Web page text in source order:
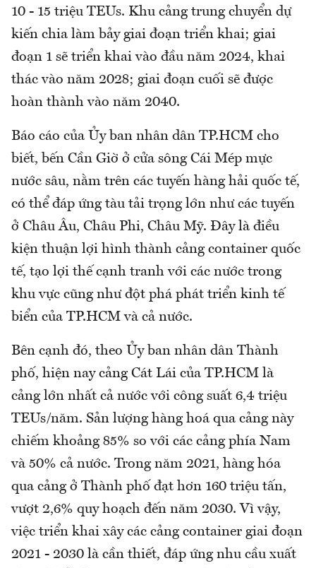
10 - 15 triệu TEUs. Khu cảng trung chuyển dự
kiến chia làm bảy giai đoạn triển khai; giai
đoạn 1 sẽ triển khai vào đầu năm 2024, khai
thác vào năm 2028; giai đoạn cuối sẽ được
hoàn thành vào năm 2040.
Báo cáo của Ủy ban nhân dân TP.HCM cho
biết, bến Cần Giờ ở cửa sông Cái Mép mực
nước sâu, nằm trên các tuyến hàng hải quốc tế,
có thể đáp ứng tàu tải trọng lớn như các tuyến
ở Châu Âu, Châu Phi, Châu Mỹ. Đây là điều
kiện thuận lợi hình thành cảng container quốc
tế, tạo lợi thế cạnh tranh với các nước trong
khu vực cũng như đột phá phát triển kinh tế
biển của TP.HCM và cả nước.
Bên cạnh đó, theo Ủy ban nhân dân Thành
phố, hiện nay cảng Cát Lái của TP.HCM là
cảng lớn nhất cả nước với công suất 6,4 triệu
TEUs/năm. Sản lượng hàng hoá qua cảng này
chiếm khoảng 85% so với các cảng phía Nam
và 50% cả nước. Trong năm 2021, hàng hóa
qua cảng ở Thành phố đạt hơn 160 triệu tấn,
vượt 2,6% quy hoạch đến năm 2030. Vì vậy,
việc triển khai xây các cảng container giai đoạn
2021 - 2030 là cần thiết, đáp ứng nhu cầu xuất